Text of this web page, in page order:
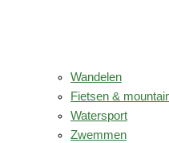
Wandelen
Fietsen &
Watersport
Zwemmen